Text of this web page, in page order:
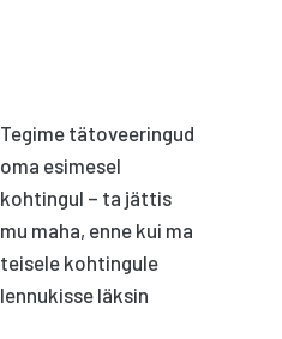
Tegime tätoveeringud
oma esimesel
kohtingul – ta jättis
mu maha, enne kui ma
teisele kohtingule
lennukisse läksin